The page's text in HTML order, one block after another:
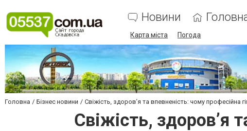
Новини
Карта міста Погода
Головна Бізнес новини Свіжість, здоров’я та впевненість: чому професійна
Свіжість, здоров’я